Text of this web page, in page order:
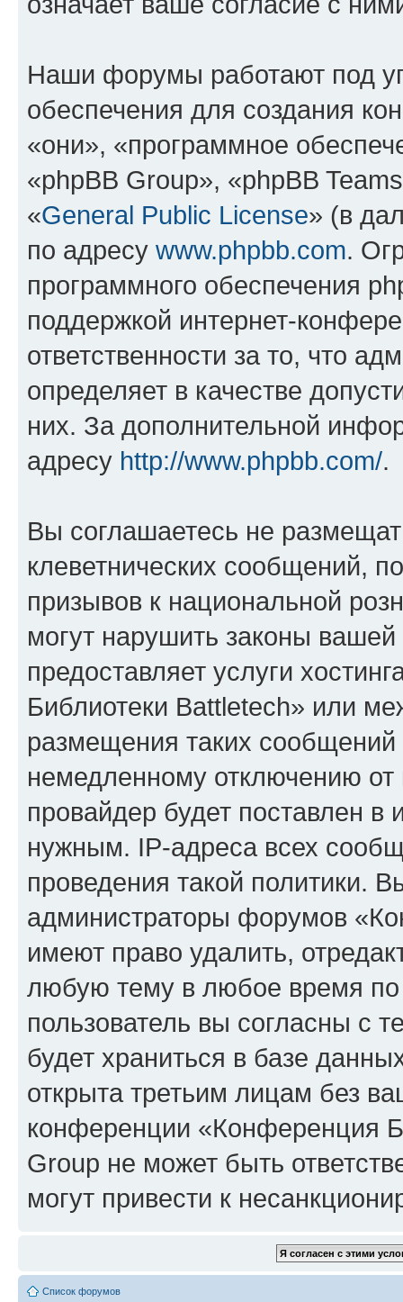
Наши форумы работают под
обеспечения для создания
«они», «программное
«phpBB Group», «phpBB
«General Public License» (в
по адресу www.phpbb.com.
программного обеспечения
поддержкой интернет-
ответственности за то, что
определяет в качестве
них. За дополнительной
адресу http://www.phpbb.com/.
Вы соглашаетесь не
клеветнических сообщений,
призывов к национальной
могут нарушить законы
предоставляет услуги
Библиотеки Battletech» или
размещения таких
немедленному отключению
провайдер будет поставлен в
нужным. IP-адреса всех
проведения такой политики.
администраторы форумов
имеют право удалить,
любую тему в любое время
пользователь вы согласны с
будет храниться в базе
открыта третьим лицам без
конференции «Конференция
Group не может быть
могут привести к
Список форумов